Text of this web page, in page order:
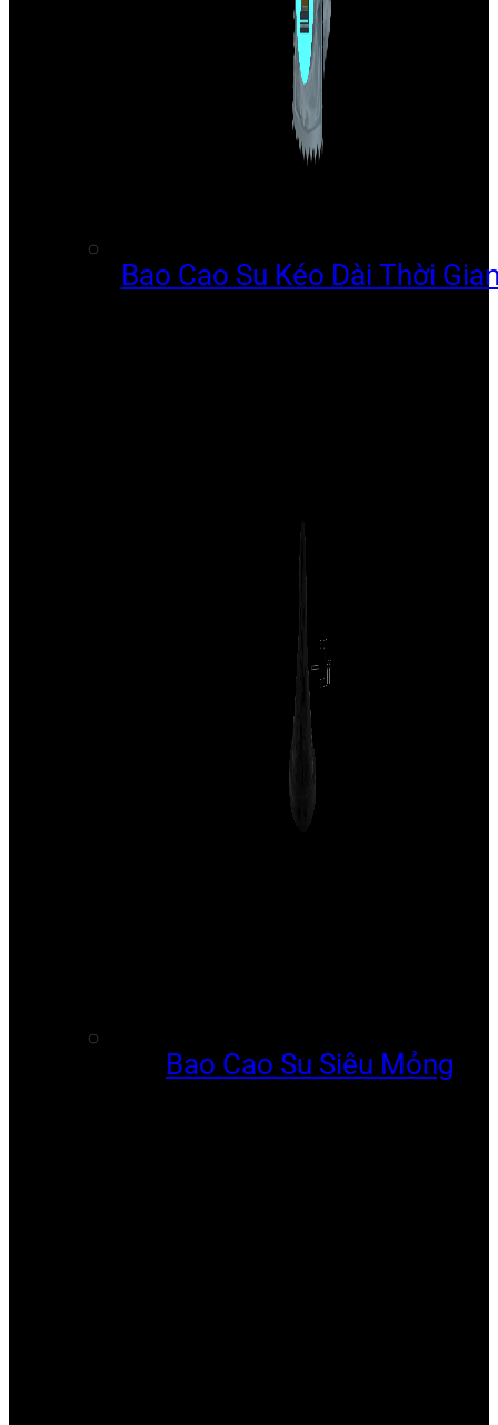
Bao Cao Su Kéo Dài Thời
Bao Cao Su Siêu Mỏng